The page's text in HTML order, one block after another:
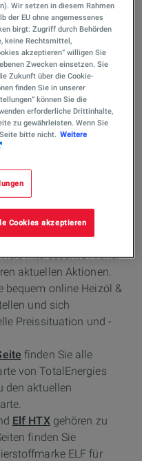
Produkte und
und
Funktionen für die
das Unternehmen
das Karriereportal für
Produkte und Services
Seite z.B. unseren
Schmierstofffinder
und Tipps.
Tankstellen Online-
zu unseren
interessante Artikel
aktuellen Aktionen.
bequem online Heizöl &
und sich
Preissituation und -
finden Sie alle
von TotalEnergies
den aktuellen
Elf HTXgehören zu
finden Sie
ELF für
Wir setzen in diesem Rahmen
der EU ohne angemessenes
birgt: Zugriff durch Behörden
keine Rechtsmittel,
akzeptieren“ willigen Sie
Zwecken einsetzen. Sie
Zukunft über die Cookie-
finden Sie in unserer
können Sie die
erforderliche Drittinhalte,
zu gewährleisten. Wenn Sie
bitte nicht. Weitere
Cookies akzeptieren